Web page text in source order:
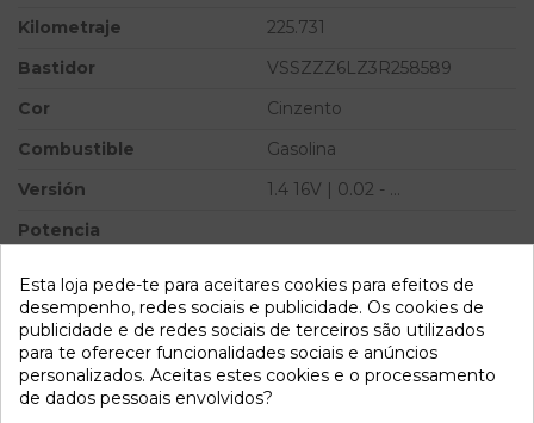
Kilometraje
225.731
Bastidor
VSSZZZ6LZ3R258589
Cor
Cinzento
Combustible
Gasolina
Versión
1.4 16V | 0.02 - ...
Potencia
Referência 801217
Disponível a partir de: 2022-04-06
Esta loja pede-te para aceitares cookies para efeitos de
desempenho, redes sociais e publicidade. Os cookies de
publicidade e de redes sociais de terceiros são utilizados
para te oferecer funcionalidades sociais e anúncios
personalizados. Aceitas estes cookies e o processamento
de dados pessoais envolvidos?